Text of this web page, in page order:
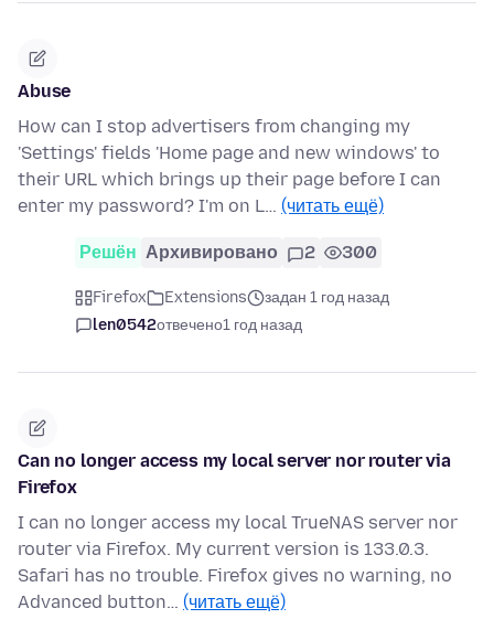
Abuse
How can I stop advertisers from changing my
'Settings' fields 'Home page and new windows' to
their URL which brings up their page before I can
enter my password? I'm on L… (читать ещё)
Решён Архивировано 2 300
Firefox Extensions
задан 1 год назад
len0542отвечено1 год назад
Can no longer access my local server nor router via
Firefox
I can no longer access my local TrueNAS server nor
router via Firefox. My current version is 133.0.3.
Safari has no trouble. Firefox gives no warning, no
Advanced button… (читать ещё)